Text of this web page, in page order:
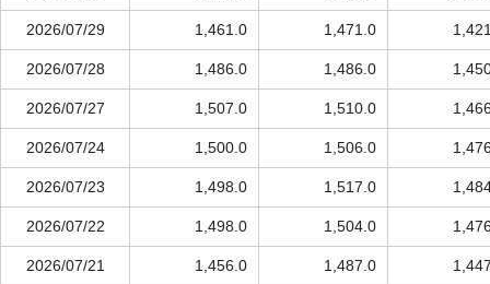
2026/07/29 1,461.0 1,471.0
2026/07/28 1,486.0 1,486.0
2026/07/27 1,507.0 1,510.0
2026/07/24 1,500.0 1,506.0
2026/07/23 1,498.0 1,517.0
2026/07/22 1,498.0 1,504.0
2026/07/21 1,456.0 1,487.0